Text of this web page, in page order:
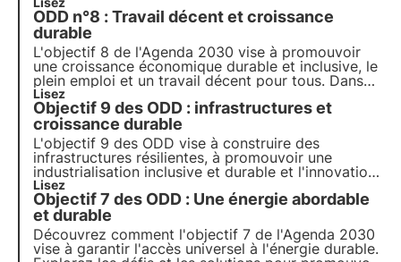
et de l'assainissement, et à protéger les
écosystèmes aquatiques.
ODD n°8 : Travail décent et croissance
durable
L'objectif 8 de l'Agenda 2030 vise à promouvoir
une croissance économique durable et inclusive, le
plein emploi et un travail décent pour tous. Dans
cet article, nous explorerons les objectifs et les
défis de l'objectif 8,mais aussi certaines initiatives
sociales visant à promouvoir l'emploi décent.
Lisez
Objectif 9 des ODD : infrastructures et
croissance durable
L'objectif 9 des ODD vise à construire des
infrastructures résilientes, à promouvoir une
industrialisation inclusive et durable et l'innovation
pour la croissance économique. Découvrez
comment les investissements dans les
infrastructures durables et les technologies
propres peuvent contribuer à la r
Lisez
Objectif 7 des ODD : Une énergie abordable
et durable
Découvrez comment l'objectif 7 de l'Agenda 2030
vise à garantir l'accès universel à l'énergie durable.